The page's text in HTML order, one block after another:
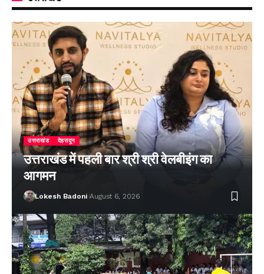
उत्तराखंड देहरादून
उत्तराखंड में पहली बार श्री श्री वेलबीइंग का
आगमन
Lokesh Badoni August 6, 2026